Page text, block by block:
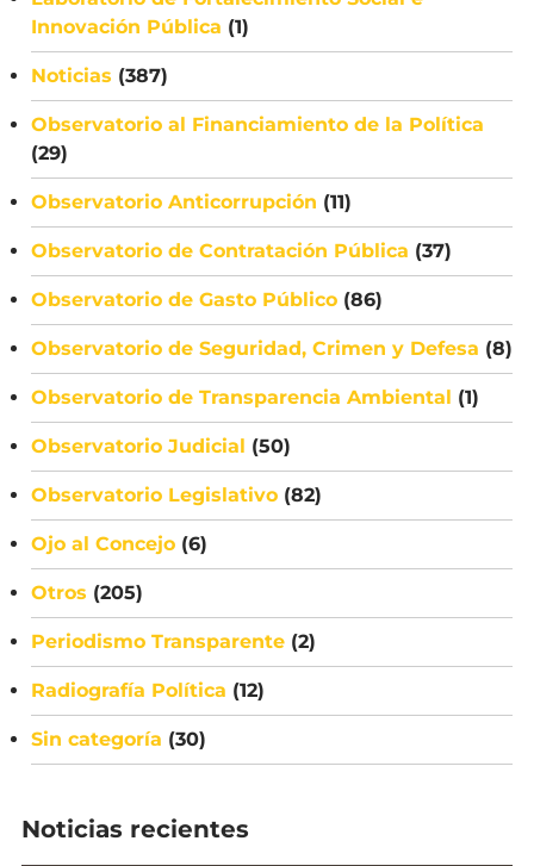
Innovación Pública (1)
Noticias (387)
Observatorio al Financiamiento de la Política
(29)
Observatorio Anticorrupción (11)
Observatorio de Contratación Pública (37)
Observatorio de Gasto Público (86)
Observatorio de Seguridad, Crimen y Defesa (8)
Observatorio de Transparencia Ambiental (1)
Observatorio Judicial (50)
Observatorio Legislativo (82)
Ojo al Concejo (6)
Otros (205)
Periodismo Transparente (2)
Radiografía Política (12)
Sin categoría (30)
Noticias recientes